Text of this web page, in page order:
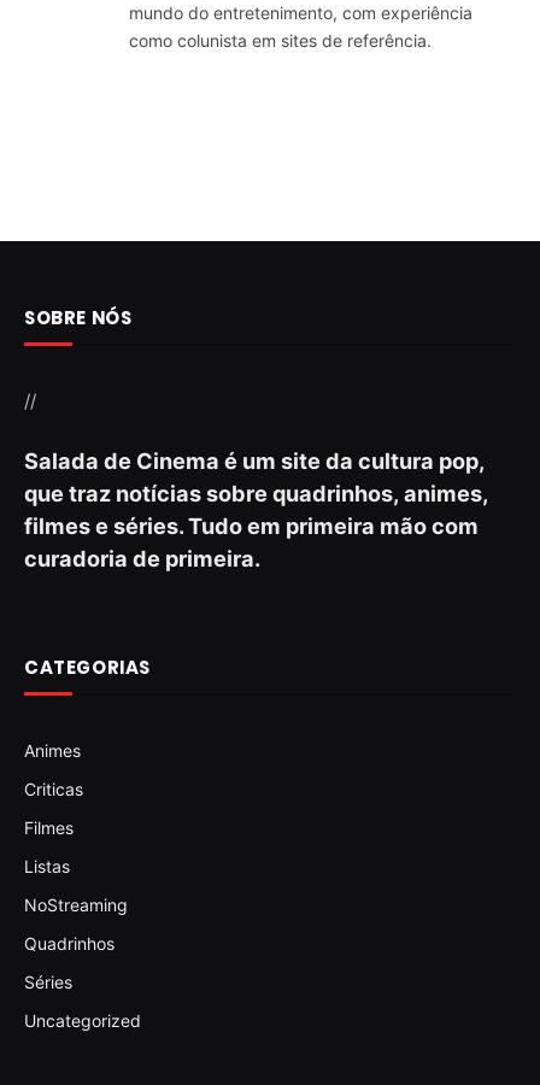
mundo do entretenimento, com experiência
como colunista em sites de referência.
SOBRE NÓS
//
Salada de Cinema é um site da cultura pop,
que traz notícias sobre quadrinhos, animes,
filmes e séries. Tudo em primeira mão com
curadoria de primeira.
CATEGORIAS
Animes
Criticas
Filmes
Listas
NoStreaming
Quadrinhos
Séries
Uncategorized